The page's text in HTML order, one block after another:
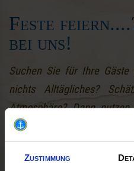
Zustimmung
Feste
bei uns!
Suchen Sie für Ihre Gäste
nichts Alltägliches?
Atmosphäre? Dann
Veranstaltung oder
Fahrgastschiffe.
Zusätzlich bieten wir